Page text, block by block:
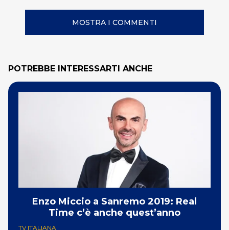
MOSTRA I COMMENTI
POTREBBE INTERESSARTI ANCHE
Enzo Miccio a Sanremo 2019: Real
Time c’è anche quest’anno
TV ITALIANA